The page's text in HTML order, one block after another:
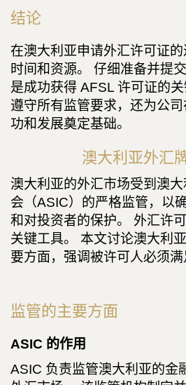
结论
在澳大利亚申请外汇许可证
时间和资源。 仔细准备并提
是成功获得 AFSL 许可证的
遵守所有监管要求，还为公
功和发展奠定基础。
澳大利亚外汇
澳大利亚的外汇市场受到澳
会（ASIC）的严格监管，以
和对投资者的保护。 外汇许
关键工具。 本文讨论澳大利
要方面，强调被许可人必须满
监管的主要方面
ASIC 的作用
ASIC 负责监管澳大利亚的金